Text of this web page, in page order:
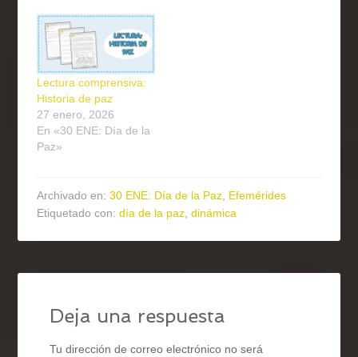
Lectura comprensiva:
Historia de paz
27 enero, 2026
En «30 ENE: Día de la
Paz»
Archivado en:30 ENE: Día de la Paz, Efemérides
Etiquetado con:día de la paz,dinámica
Deja una respuesta
Tu dirección de correo electrónico no será